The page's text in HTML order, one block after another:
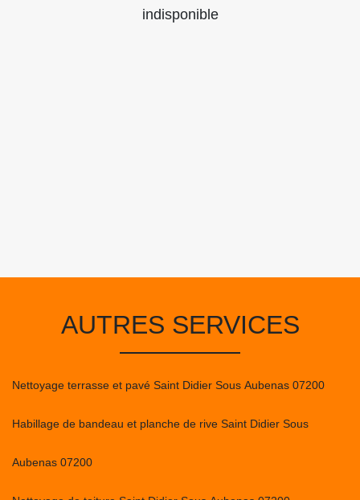
indisponible
AUTRES SERVICES
Nettoyage terrasse et pavé Saint Didier Sous Aubenas 07200
Habillage de bandeau et planche de rive Saint Didier Sous
Aubenas 07200